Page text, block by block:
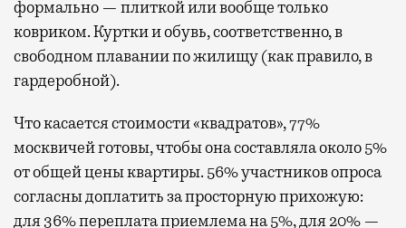
формально — плиткой или вообще только
ковриком. Куртки и обувь, соответственно, в
свободном плавании по жилищу (как правило, в
гардеробной).
Что касается стоимости «квадратов», 77%
москвичей готовы, чтобы она составляла около 5%
от общей цены квартиры. 56% участников опроса
согласны доплатить за просторную прихожую:
для 36% переплата приемлема на 5%, для 20% —